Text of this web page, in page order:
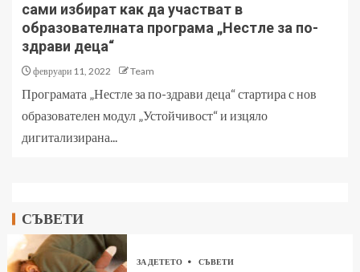
сами избират как да участват в
образователната програма „Нестле за по-
здрави деца“
февруари 11, 2022 Team
Програмата „Нестле за по-здрави деца“ стартира с нов
образователен модул „Устойчивост“ и изцяло
дигитализирана...
СЪВЕТИ
ЗА ДЕТЕТО СЪВЕТИ